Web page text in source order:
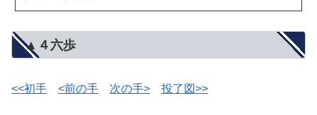
▲４六歩
<<初手 <前の手 次の手> 投了図>>